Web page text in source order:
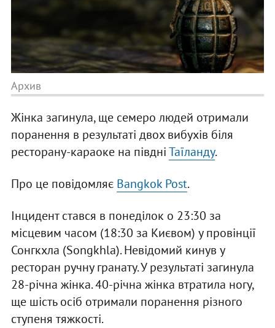
Архив
Жінка загинула, ще семеро людей отримали
поранення в результаті двох вибухів біля
ресторану-караоке на півдніТаїланду.
Про це повідомляє Bangkok Post.
Інцидент стався в понеділок о 23:30 за
місцевим часом (18:30 за Києвом) у провінції
Сонгкхла (Songkhla). Невідомий кинув у
ресторан ручну гранату. У результаті загинула
28-річна жінка. 40-річна жінка втратила ногу,
ще шість осіб отримали поранення різного
ступеня тяжкості.